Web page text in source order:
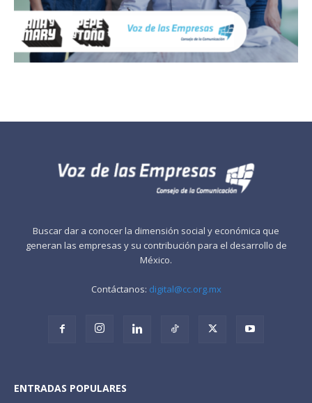
Buscar dar a conocer la dimensión social y económica que
generan las empresas y su contribución para el desarrollo de
México.
Contáctanos: digital@cc.org.mx
ENTRADAS POPULARES